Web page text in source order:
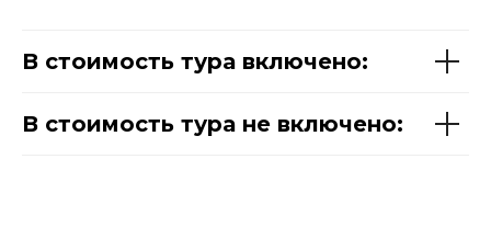
В стоимость тура включено:
В стоимость тура не включено: